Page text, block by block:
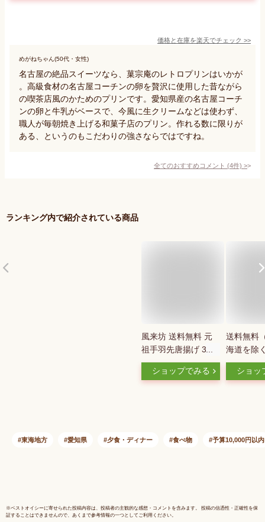
価格と在庫を楽天でチェック >>
めがねちゃん(50代・女性)
名古屋の絶品スイーツなら、菓宗庵のレトロプリンはいかが
。高級食材の名古屋コーチンの卵を贅沢に使用した昔ながら
の喫茶店風のかためのプリンです。愛知県産の名古屋コーチ
ンの卵と牛乳がベースで、今風に生クリームなどは使わず、
職人が毎朝焼き上げる和菓子店のプリン。作れる数に限りが
ある、というのもこだわりの強さならではですね。
全てのおすすめコメント (4件) >
ランキング内で紹介されている商品
風来坊 送料無料 元
祖手羽先唐揚げ 30本
名古屋名物 冷凍手羽
先 TV番組で紹介さ
ゼント 贈答 土産 お
ショップでみる
送料無料
海道を除
屋名物」
ィ・ハ
ショッ
東海地方 愛知県 夕食・ディナー 食べ物 予算10,000円以内
※ベストオイシーに寄せられた投稿内容は、投稿者の主観的な感想・コメントを含みます。 投稿の信憑性・正確性を保
証することはできませんので、あくまで参考情報の一つとしてご利用ください。